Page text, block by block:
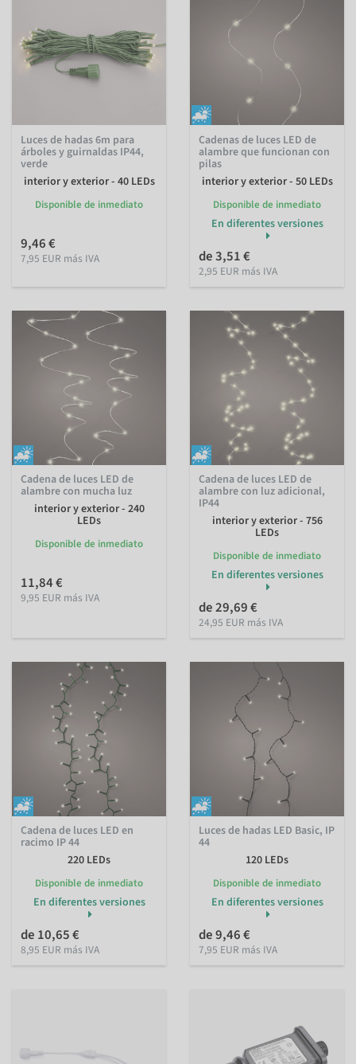
Luces de hadas 6m para
árboles y guirnaldas IP44,
verde
interior y exterior - 40 LEDs
Disponible de inmediato
9,46 €
7,95 EUR más IVA
Cadenas de luces LED de
alambre que funcionan con
pilas
interior y exterior - 50 LEDs
Disponible de inmediato
En diferentes versiones
de 3,51 €
2,95 EUR más IVA
Cadena de luces LED de
alambre con mucha luz
interior y exterior - 240
LEDs
Disponible de inmediato
11,84 €
9,95 EUR más IVA
Cadena de luces LED de
alambre con luz adicional,
IP44
interior y exterior - 756
LEDs
Disponible de inmediato
En diferentes versiones
de 29,69 €
24,95 EUR más IVA
Cadena de luces LED en
racimo IP 44
220 LEDs
Disponible de inmediato
En diferentes versiones
de 10,65 €
8,95 EUR más IVA
Luces de hadas LED Basic, IP
44
120 LEDs
Disponible de inmediato
En diferentes versiones
de 9,46 €
7,95 EUR más IVA